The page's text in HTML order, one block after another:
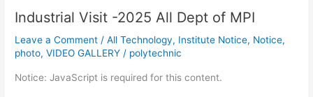
Industrial Visit -2025 All Dept of MPI
Leave a Comment /All Technology, Institute Notice, Notice,
photo,VIDEO GALLERY / polytechnic
Notice: JavaScript is required for this content.
-2025
Dept
of
MPI